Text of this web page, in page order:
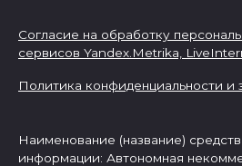
Согласие на обработку
сервисов Yandex.Metrika,
Политика конфиденциальности
Наименование (название)
информации: Автономная